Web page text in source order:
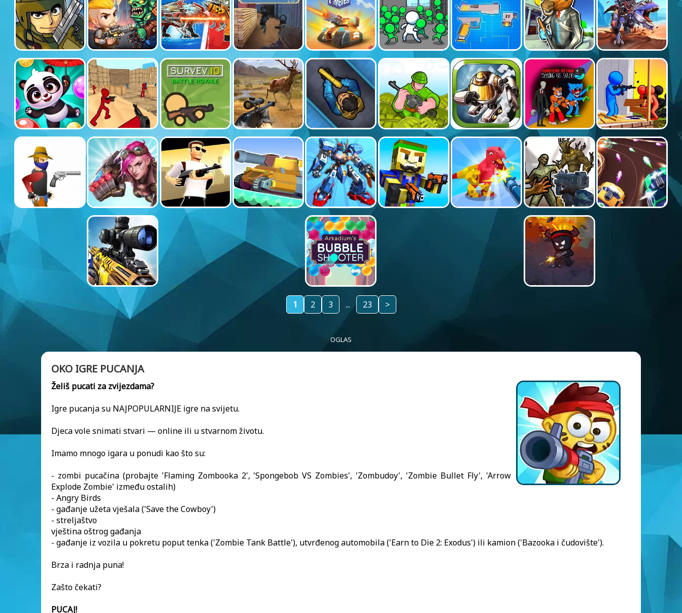
1 2 3 ... 23 >
OGLAS
OKO IGRE PUCANJA
Želiš pucati za zvijezdama?
Igre pucanja su NAJPOPULARNIJE igre na svijetu.
Djeca vole snimati stvari — online ili u stvarnom životu.
Imamo mnogo igara u ponudi kao što su:
- zombi pucačina (probajte 'Flaming Zombooka 2', 'Spongebob VS Zombies', 'Zombudoy', 'Zombie Bullet Fly', 'Arrow
Explode Zombie' između ostalih)
- Angry Birds
- gađanje užeta vješala ('Save the Cowboy')
- streljaštvo
vještina oštrog gađanja
- gađanje iz vozila u pokretu poput tenka ('Zombie Tank Battle'), utvrđenog automobila ('Earn to Die 2: Exodus') ili kamion ('Bazooka i čudovište').
Brza i radnja puna!
Zašto čekati?
PUCAJ!